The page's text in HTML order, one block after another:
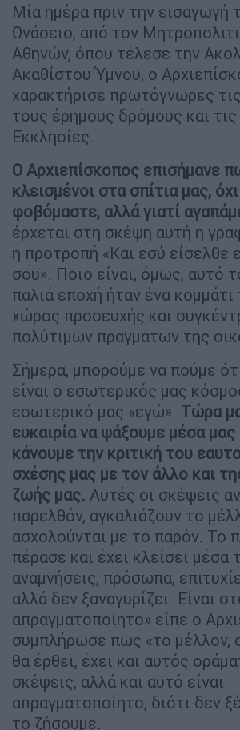
Μία ημέρα πριν την εισαγωγή
Ωνάσειο, από τον
Αθηνών, όπου τέλεσε την
Ακαθίστου Ύμνου, ο
χαρακτήρισε πρωτόγνωρες
τους έρημους δρόμους και
Εκκλησίες.
Ο Αρχιεπίσκοπος επισήμανε
κλεισμένοι στα σπίτια μας, όχι
φοβόμαστε, αλλά γιατί
έρχεται στη σκέψη αυτή η
η προτροπή «Και εσύ είσελθε
σου». Ποιο είναι, όμως, αυτό
παλιά εποχή ήταν ένα κομμάτι
χώρος προσευχής και
πολύτιμων πραγμάτων της
Σήμερα, μπορούμε να πούμε
είναι ο εσωτερικός μας
εσωτερικό μας «εγώ». Τώρα
ευκαιρία να ψάξουμε μέσα μας
κάνουμε την κριτική του
σχέσης μας με τον άλλο και
ζωής μας. Αυτές οι σκέψεις
παρελθόν, αγκαλιάζουν το
ασχολούνται με το παρόν. Το
πέρασε και έχει κλείσει μέσα
αναμνήσεις, πρόσωπα,
αλλά δεν ξαναγυρίζει. Είναι
απραγματοποίητο» είπε ο
συμπλήρωσε πως «το μέλλον,
θα έρθει, έχει και αυτός
σκέψεις, αλλά και αυτό είναι
απραγματοποίητο, διότι δεν
το ζήσουμε.